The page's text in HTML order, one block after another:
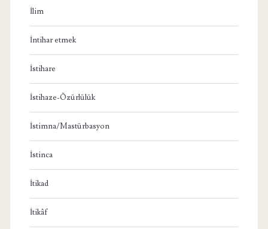
İlim
İntihar etmek
İstihare
İstihaze-Özürlülük
İstimna/Mastürbasyon
İstinca
İtikad
İtikâf